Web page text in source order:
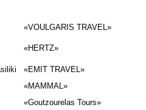
«VOULGARIS TRAVEL»
«HERTZ»
«EMIT TRAVEL»
«ΜΑΜΜΑL»
«Goutzourelas Tours»